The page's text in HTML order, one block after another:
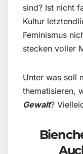
sind? Ist nicht
Kultur
Feminismus
stecken voller
Unter was soll
thematisieren,
Gewalt?